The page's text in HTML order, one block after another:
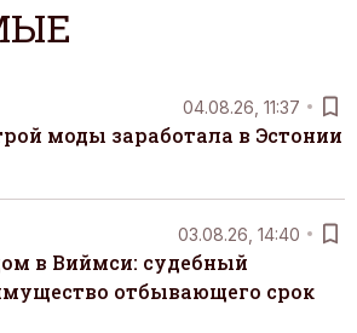
04.08.26, 11:37
моды заработала в Эстонии
03.08.26, 14:40
в Виймси: судебный
отбывающего срок